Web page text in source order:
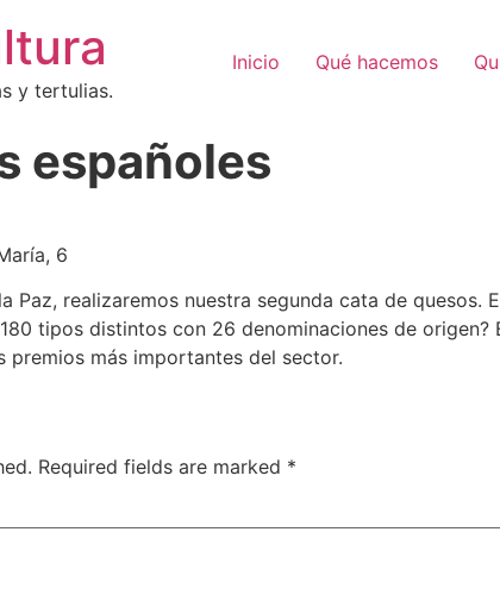
y tertulias.
Inicio Qué hacemos
españoles
6
Paz, realizaremos nuestra segunda cata de quesos.
tipos distintos con 26 denominaciones de
premios más importantes del sector.
Required fields are marked *